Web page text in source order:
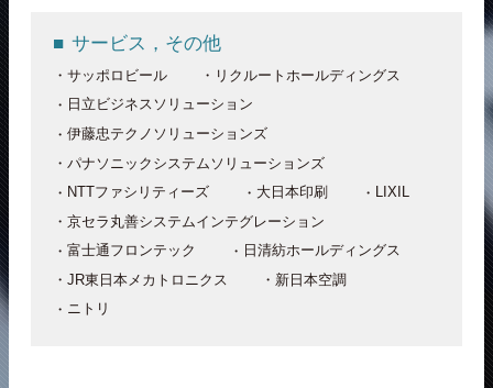
サービス，その他
サッポロビール
リクルートホールディングス
日立ビジネスソリューション
伊藤忠テクノソリューションズ
パナソニックシステムソリューションズ
NTTファシリティーズ
大日本印刷
LIXIL
京セラ丸善システムインテグレーション
富士通フロンテック
日清紡ホールディングス
JR東日本メカトロニクス
新日本空調
ニトリ